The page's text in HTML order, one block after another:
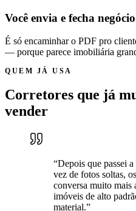
Você envia e fecha negócio
É só encaminhar o PDF pro
— porque parece imobiliária
QUEM JÁ USA
Corretores que já
vender
“Depois que passei
vez de fotos soltas,
conversa muito mais
imóveis de alto
material.”